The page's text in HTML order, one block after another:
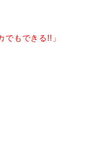
でもできる!!」